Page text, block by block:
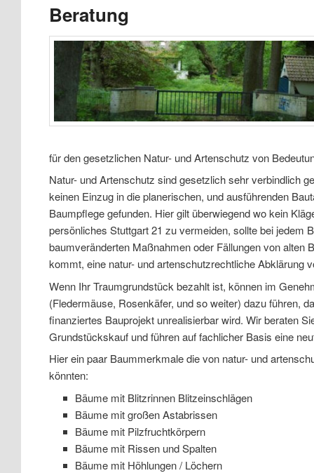
Beratung
für den gesetzlichen Natur- und Artenschutz von
Natur- und Artenschutz sind gesetzlich sehr verbindlich
keinen Einzug in die planerischen, und ausführenden
Baumpflege gefunden. Hier gilt überwiegend wo kein
persönliches Stuttgart 21 zu vermeiden, sollte bei jedem
baumveränderten Maßnahmen oder Fällungen von alten
kommt, eine natur- und artenschutzrechtliche Abklärung
Wenn Ihr Traumgrundstück bezahlt ist, können im
(Fledermäuse, Rosenkäfer, und so weiter) dazu führen,
finanziertes Bauprojekt unrealisierbar wird. Wir beraten
Grundstückskauf und führen auf fachlicher Basis eine
Hier ein paar Baummerkmale die von natur- und
könnten:
Bäume mit Blitzrinnen Blitzeinschlägen
Bäume mit großen Astabrissen
Bäume mit Pilzfruchtkörpern
Bäume mit Rissen und Spalten
Bäume mit Höhlungen / Löchern